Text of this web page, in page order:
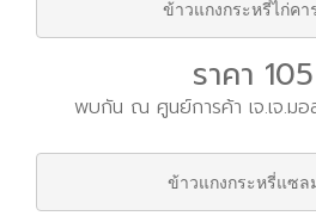
ข้าวแกงกระหรี่ไก่คา
ราคา
พบกัน ณ ศูนย์การค้า เจ.เจ.ม
ข้าวแกงกระหรี่แซล